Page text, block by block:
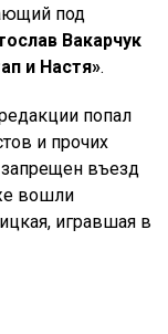
под
Вакарчук
и Настя».
попал
и прочих
въезд
вошли
игравшая в